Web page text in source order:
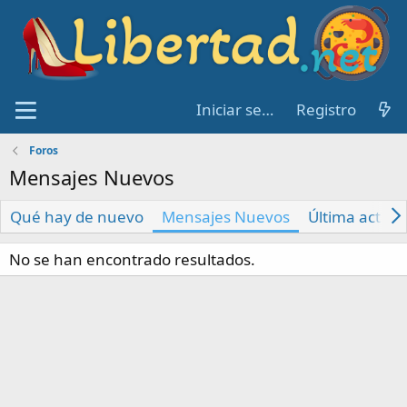
Iniciar sesión Registro
Foros
Mensajes Nuevos
Qué hay de nuevo Mensajes Nuevos Última
No se han encontrado resultados.